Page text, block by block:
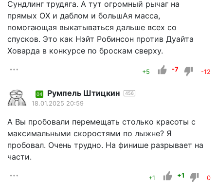
Сундлинг трудяга. А тут огромный рычаг на
прямых ОХ и даблом и большАя масса,
помогающая выкатываться дальше всех со
спусков. Это как Нэйт Робинсон против Дуайта
Ховарда в конкурсе по броскам сверху.
+5 -7 -12
04 Румпель Штицкин 456
18.01.2025 20:59
А Вы пробовали перемещать столько красоты с
максимальными скоростями по лыжне? Я
пробовал. Очень трудно. На финише разрывает на
части.
+1 +1 0